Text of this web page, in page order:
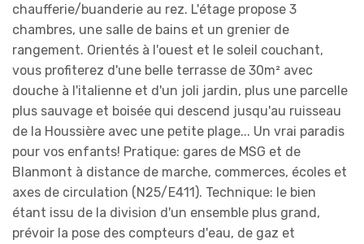
chaufferie/buanderie au rez. L'étage propose 3
chambres, une salle de bains et un grenier de
rangement. Orientés à l'ouest et le soleil couchant,
vous profiterez d'une belle terrasse de 30m² avec
douche à l'italienne et d'un joli jardin, plus une parcelle
plus sauvage et boisée qui descend jusqu'au ruisseau
de la Houssière avec une petite plage... Un vrai paradis
pour vos enfants! Pratique: gares de MSG et de
Blanmont à distance de marche, commerces, écoles et
axes de circulation (N25/E411). Technique: le bien
étant issu de la division d'un ensemble plus grand,
prévoir la pose des compteurs d'eau, de gaz et